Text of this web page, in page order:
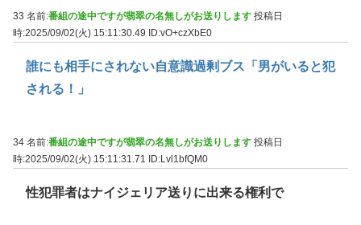
33 名前:番組の途中ですが翡翠の名無しがお送りします 投稿日
時:2025/09/02(火) 15:11:30.49
ID:vO+czXbE0
誰にも相手にされない自意識過剰ブス「男がいると犯
される！」
34 名前:番組の途中ですが翡翠の名無しがお送りします 投稿日
時:2025/09/02(火) 15:11:31.71 ID:Lvl1bfQM0
性犯罪者はナイジェリア送りに出来る権利で